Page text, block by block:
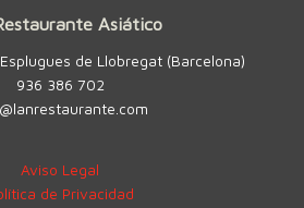
Asiático
de Llobregat (Barcelona)
936 386 702
Aviso Legal
de Privacidad